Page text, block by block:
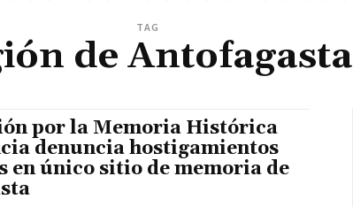
TAG
de Antofagasta
por la Memoria Histórica
denuncia hostigamientos
en único sitio de memoria de